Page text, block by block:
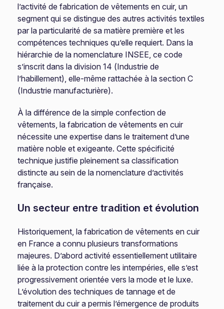
l’activité de fabrication de vêtements en cuir, un
segment qui se distingue des autres activités textiles
par la particularité de sa matière première et les
compétences techniques qu’elle requiert. Dans la
hiérarchie de la nomenclature INSEE, ce code
s’inscrit dans la division 14 (Industrie de
l’habillement), elle-même rattachée à la section C
(Industrie manufacturière).
À la différence de la simple confection de
vêtements, la fabrication de vêtements en cuir
nécessite une expertise dans le traitement d’une
matière noble et exigeante. Cette spécificité
technique justifie pleinement sa classification
distincte au sein de la nomenclature d’activités
française.
Un secteur entre tradition et évolution
Historiquement, la fabrication de vêtements en cuir
en France a connu plusieurs transformations
majeures. D’abord activité essentiellement utilitaire
liée à la protection contre les intempéries, elle s’est
progressivement orientée vers la mode et le luxe.
L’évolution des techniques de tannage et de
traitement du cuir a permis l’émergence de produits